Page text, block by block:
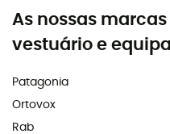
As nossas
vestuário e
Patagonia
Ortovox
Rab